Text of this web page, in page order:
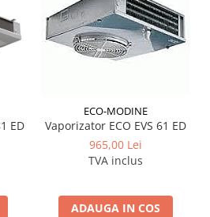
ED
ECO-MODINE
Vaporizator ECO EVS 61 ED
965,00 Lei
TVA inclus
ADAUGA IN COS